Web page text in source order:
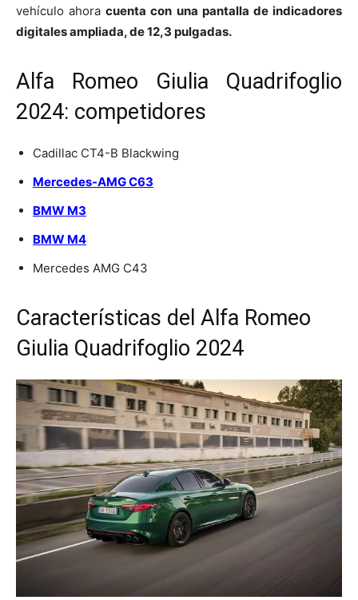
vehículo ahoracuenta con una pantalla de indicadores
digitales ampliada, de 12,3 pulgadas.
Alfa Romeo Giulia Quadrifoglio
2024: competidores
Cadillac CT4-B Blackwing
Mercedes-AMG C63
BMW M3
BMW M4
Mercedes AMG C43
Características del Alfa Romeo
Giulia Quadrifoglio 2024